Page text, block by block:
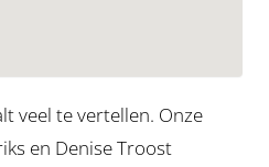
veel te vertellen. Onze
en Denise Troost